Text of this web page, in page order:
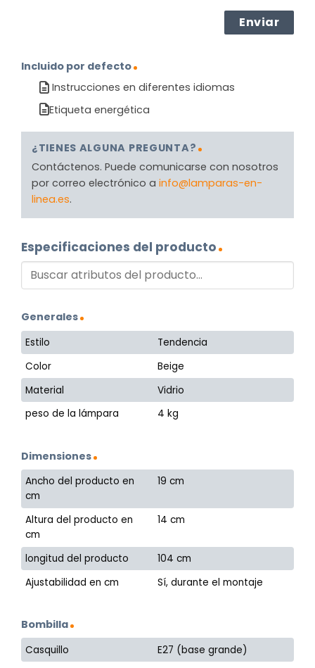
Incluido por defecto
Instrucciones en diferentes idiomas
Etiqueta energética
¿TIENES ALGUNA PREGUNTA?
Contáctenos. Puede comunicarse con nosotros
por correo electrónico a info@lamparas-en-
linea.es.
Especificaciones del producto
Generales
Estilo
Tendencia
Color
Beige
Material
Vidrio
peso de la lámpara
4 kg
Dimensiones
Ancho del producto en
cm
19 cm
Altura del producto en
cm
14 cm
longitud del producto
104 cm
Ajustabilidad en cm
Sí, durante el montaje
Bombilla
Casquillo E27 (base grande)